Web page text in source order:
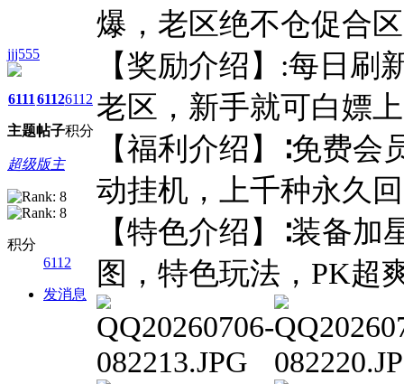
jjj555
6111
主题
6112
帖子
6112
积分
超级版主
积分
6112
发消息
爆，老区绝不仓促合
【奖励介绍】:每日
老区，新手就可白嫖
【福利介绍】∶免费
动挂机，上千种永久
【特色介绍】∶装备
图，特色玩法，PK超